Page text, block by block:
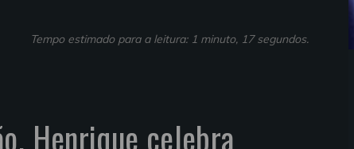
Tempo estimado para a leitura: 1 minuto, 17 segundos.
Henrique celebra